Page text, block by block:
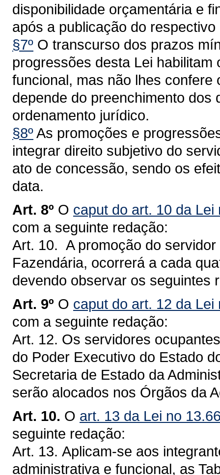
disponibilidade orçamentária e
após a publicação do
§7º O transcurso dos prazos
progressões desta Lei
funcional, mas não lhes confere
depende do preenchimento dos
ordenamento jurídico.
§8ºAs promoções e
integrar direito subjetivo do
ato de concessão, sendo os
data.
Art. 8º O caput do art. 10 da
com a seguinte redação:
Art. 10. A promoção do
Fazendária, ocorrerá a cada
devendo observar os seguintes
Art. 9º O caput do art. 12 da Lei
com a seguinte redação:
Art. 12. Os servidores
do Poder Executivo do Estado
Secretaria de Estado da
serão alocados nos Órgãos da
Art. 10. O art. 13 da Lei no
seguinte redação:
Art. 13. Aplicam-se aos
administrativa e funcional, as